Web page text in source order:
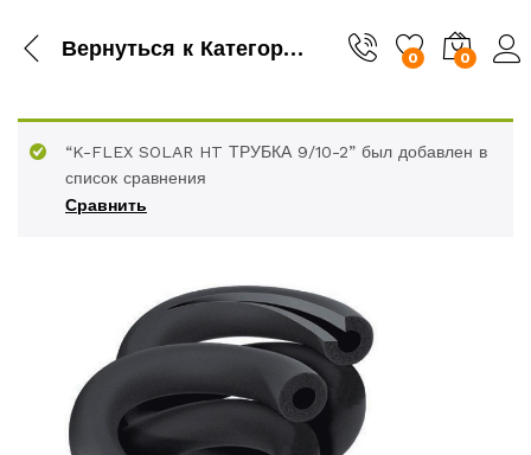
Вернуться к Категория 0 0
Сравнить
“K-FLEX SOLAR HT ТРУБКА 9/10-2” был добавлен в
список сравнения